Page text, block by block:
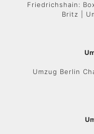
Friedrichshain:
Britz |
Umzug Berlin